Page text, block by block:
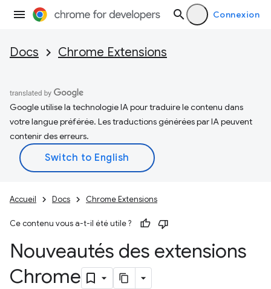
Connexion
Docs Chrome Extensions
Google utilise la technologie IA pour traduire le contenu dans
votre langue préférée. Les traductions générées par IA peuvent
contenir des erreurs.
Accueil Docs Chrome Extensions
Ce contenu vous a-t-il été utile ?
Nouveautés des extensions
Chrome